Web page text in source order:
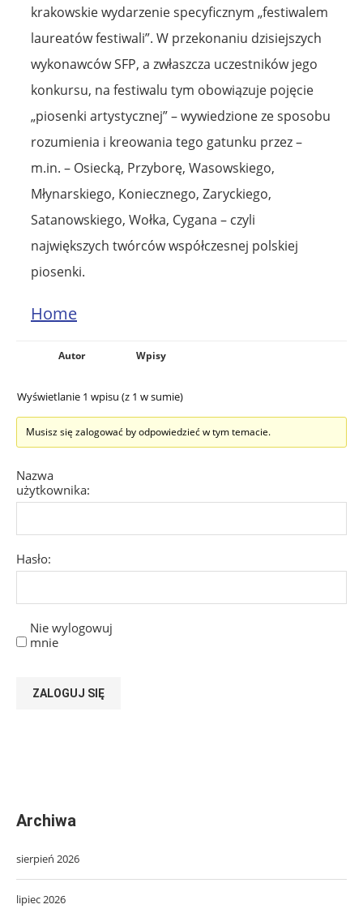
krakowskie wydarzenie specyficznym „festiwalem
laureatów festiwali”. W przekonaniu dzisiejszych
wykonawców SFP, a zwłaszcza uczestników jego
konkursu, na festiwalu tym obowiązuje pojęcie
„piosenki artystycznej” – wywiedzione ze sposobu
rozumienia i kreowania tego gatunku przez –
m.in. – Osiecką, Przyborę, Wasowskiego,
Młynarskiego, Koniecznego, Zaryckiego,
Satanowskiego, Wołka, Cygana – czyli
największych twórców współczesnej polskiej
piosenki.
Home
Autor Wpisy
Wyświetlanie 1 wpisu (z 1 w sumie)
Musisz się zalogować by odpowiedzieć w tym temacie.
Nazwa
użytkownika:
Hasło:
Nie wylogowuj
mnie
ZALOGUJ SIĘ
Archiwa
sierpień 2026
lipiec 2026